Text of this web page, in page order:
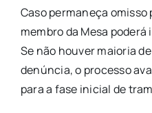
Caso permaneça
membro da Mesa
Se não houver maioria
denúncia, o processo
para a fase inicial de